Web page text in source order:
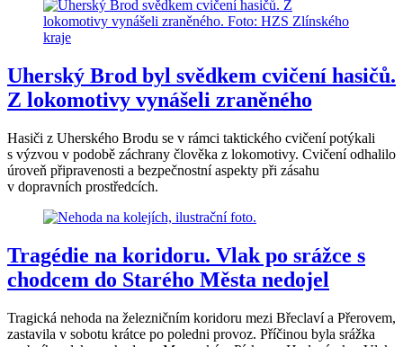
Uherský Brod byl svědkem cvičení hasičů.
Z lokomotivy vynášeli zraněného
Hasiči z Uherského Brodu se v rámci taktického cvičení potýkali
s výzvou v podobě záchrany člověka z lokomotivy. Cvičení odhalilo
úroveň připravenosti a bezpečnostní aspekty při zásahu
v dopravních prostředcích.
Tragédie na koridoru. Vlak po srážce s
chodcem do Starého Města nedojel
Tragická nehoda na železničním koridoru mezi Břeclaví a Přerovem,
zastavila v sobotu krátce po poledni provoz. Příčinou byla srážka